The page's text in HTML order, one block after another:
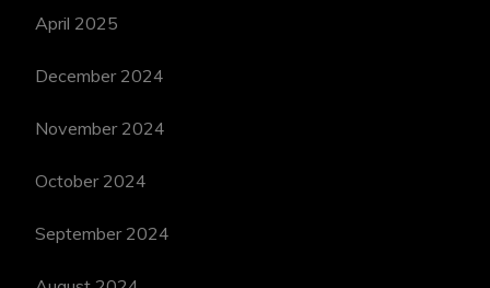
April 2025
December 2024
November 2024
October 2024
September 2024